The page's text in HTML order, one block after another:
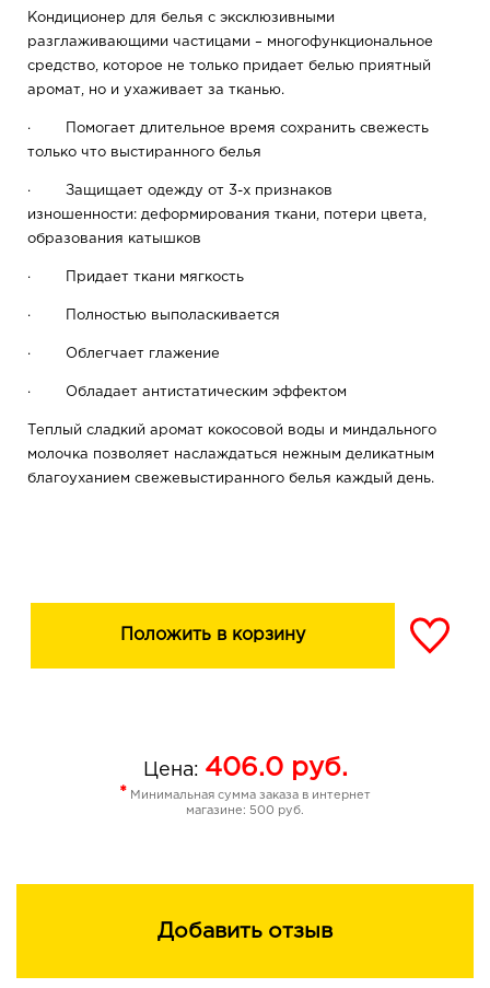
Кондиционер для белья с эксклюзивными
разглаживающими частицами – многофункциональное
средство, которое не только придает белью приятный
аромат, но и ухаживает за тканью.
· Помогает длительное время сохранить свежесть
только что выстиранного белья
· Защищает одежду от 3-х признаков
изношенности: деформирования ткани, потери цвета,
образования катышков
· Придает ткани мягкость
· Полностью выполаскивается
· Облегчает глажение
· Обладает антистатическим эффектом
Теплый сладкий аромат кокосовой воды и миндального
молочка позволяет наслаждаться нежным деликатным
благоуханием свежевыстиранного белья каждый день.
Положить в корзину
Цена: 406.0руб.
* Минимальная сумма заказа в интернет
магазине: 500 руб.
Добавить отзыв